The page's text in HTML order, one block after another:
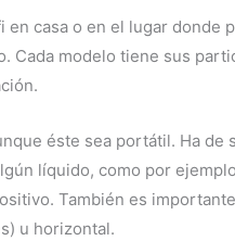
casa o en el lugar donde
modelo tiene sus
éste sea portátil. Ha de
líquido, como por
También es
u horizontal.